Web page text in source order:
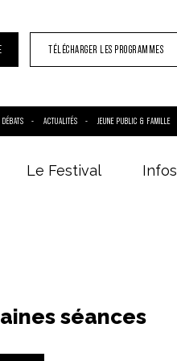
TÉLÉCHARGER LES PROGRAMMES
DÉBATS ACTUALITÉS JEUNE PUBLIC & FAMILLE
Le Festival Infos
séances